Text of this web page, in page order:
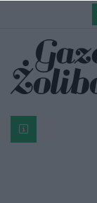
Przejdź do
Przejdź do
Przejdź do
Bardzo